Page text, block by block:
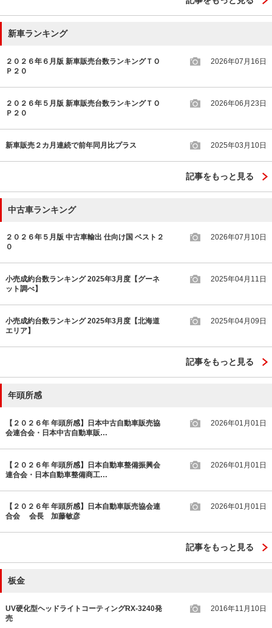
新車ランキング
２０２６年６月版 新車販売台数ランキングＴＯ
Ｐ２０
2026年07月16日
２０２６年５月版 新車販売台数ランキングＴＯ
Ｐ２０
2026年06月23日
新車販売２カ月連続で前年同月比プラス 2025年03月10日
記事をもっと見る
中古車ランキング
２０２６年５月版 中古車輸出 仕向け国 ベスト２
０
2026年07月10日
小売成約台数ランキング 2025年3月度【グーネ
ット調べ】
2025年04月11日
小売成約台数ランキング 2025年3月度【北海道
エリア】
2025年04月09日
記事をもっと見る
年頭所感
【２０２６年 年頭所感】日本中古自動車販売協
会連合会・日本中古自動車販…
2026年01月01日
【２０２６年 年頭所感】日本自動車整備振興会
連合会・日本自動車整備商工…
2026年01月01日
【２０２６年 年頭所感】日本自動車販売協会連
合会 会長 加藤敏彦
2026年01月01日
記事をもっと見る
板金
UV硬化型ヘッドライトコーティングRX-3240発
売
2016年11月10日